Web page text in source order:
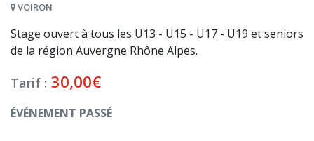
VOIRON
Stage ouvert à tous les U13 - U15 - U17 - U19 et seniors
de la région Auvergne Rhône Alpes.
Tarif : 30,00€
ÉVÉNEMENT PASSÉ